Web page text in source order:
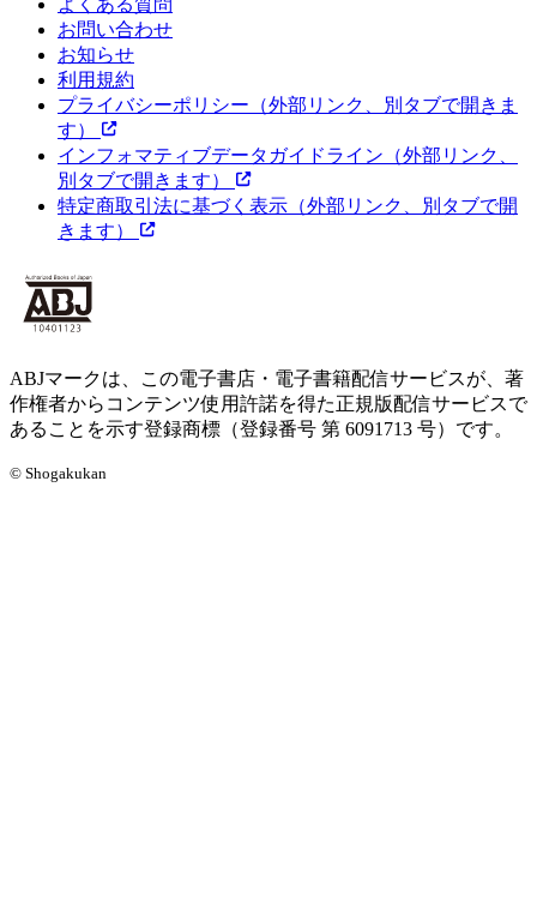
お問い合わせ
お知らせ
利用規約
プライバシーポリシー （外部リンク、別タブで開きま
す）
インフォマティブデータガイドライン （外部リンク、
別タブで開きます）
特定商取引法に基づく表示 （外部リンク、別タブで開
きます）
ABJマークは、この電子書店・電子書籍配信サービスが、著
作権者からコンテンツ使用許諾を得た正規版配信サービスで
あることを示す登録商標（登録番号 第 6091713 号）です。
© Shogakukan